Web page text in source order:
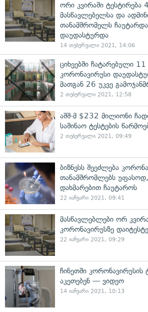
ორი კვირაში ტესტირება
მასწავლებელსა და
თანამშრომელს
დაუდასტურდა
14 თებერვალი 2021, 14:06
ციხეებში ჩატარებული
კორონავირუსი
მათგან 26 უკვე
2 თებერვალი 2021, 12:58
აშშ-მ $232 მილიონი
საშინაო ტესტების
2 თებერვალი 2021, 09:49
ბიზნესს შეეძლება
თანამშრომლებს
დახმარებით ჩაუტაროს
22 იანვარი 2021, 09:41
მასწავლებლები ორ
კორონავირუსზე
22 იანვარი 2021, 09:29
ჩინეთში კორონავირუსის
აკეთებენ — ვიდეო
14 იანვარი 2021, 10:13